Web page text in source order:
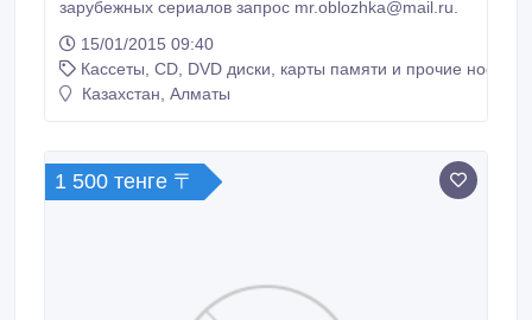
зарубежных сериалов запрос mr.oblozhka@mail.ru.
15/01/2015 09:40
Кассеты, CD, DVD диски, карты памяти и прочие
Казахстан, Алматы
1 500 тенге 〒